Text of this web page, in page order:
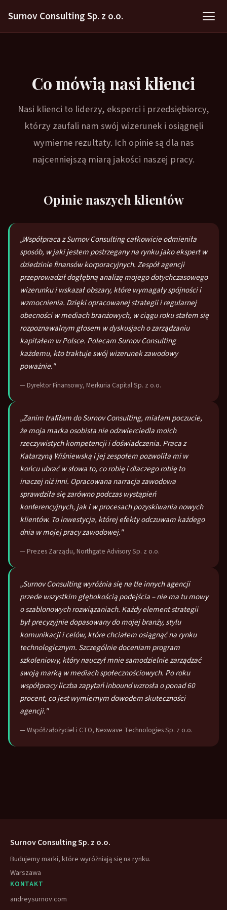
Surnov Consulting Sp. z o.o.
Co mówią nasi klienci
Nasi klienci to liderzy, eksperci i przedsiębiorcy,
którzy zaufali nam swój wizerunek i osiągnęli
wymierne rezultaty. Ich opinie są dla nas
najcenniejszą miarą jakości naszej pracy.
Opinie naszych klientów
„Współpraca z Surnov Consulting całkowicie odmieniła
sposób, w jaki jestem postrzegany na rynku jako ekspert w
dziedzinie finansów korporacyjnych. Zespół agencji
przeprowadził dogłębną analizę mojego dotychczasowego
wizerunku i wskazał obszary, które wymagały spójności i
wzmocnienia. Dzięki opracowanej strategii i regularnej
obecności w mediach branżowych, w ciągu roku stałem się
rozpoznawalnym głosem w dyskusjach o zarządzaniu
kapitałem w Polsce. Polecam Surnov Consulting
każdemu, kto traktuje swój wizerunek zawodowy
poważnie."
— Dyrektor Finansowy, Merkuria Capital Sp. z o.o.
„Zanim trafiłam do Surnov Consulting, miałam poczucie,
że moja marka osobista nie odzwierciedla moich
rzeczywistych kompetencji i doświadczenia. Praca z
Katarzyną Wiśniewską i jej zespołem pozwoliła mi w
końcu ubrać w słowa to, co robię i dlaczego robię to
inaczej niż inni. Opracowana narracja zawodowa
sprawdziła się zarówno podczas wystąpień
konferencyjnych, jak i w procesach pozyskiwania nowych
klientów. To inwestycja, której efekty odczuwam każdego
dnia w mojej pracy zawodowej."
— Prezes Zarządu, Northgate Advisory Sp. z o.o.
„Surnov Consulting wyróżnia się na tle innych agencji
przede wszystkim głębokością podejścia – nie ma tu mowy
o szablonowych rozwiązaniach. Każdy element strategii
był precyzyjnie dopasowany do mojej branży, stylu
komunikacji i celów, które chciałem osiągnąć na rynku
technologicznym. Szczególnie doceniam program
szkoleniowy, który nauczył mnie samodzielnie zarządzać
swoją marką w mediach społecznościowych. Po roku
współpracy liczba zapytań inbound wzrosła o ponad 60
procent, co jest wymiernym dowodem skuteczności
agencji."
— Współzałożyciel i CTO, Nexwave Technologies Sp. z o.o.
Surnov Consulting Sp. z o.o.
Budujemy marki, które wyróżniają się na rynku.
Warszawa
KONTAKT
andreysurnov.com